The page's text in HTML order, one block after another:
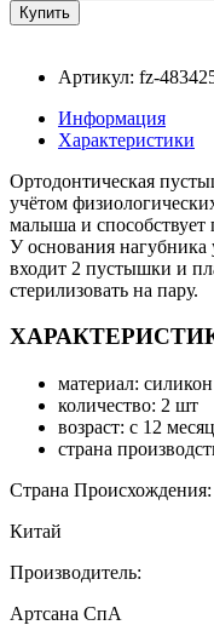
Артикул: fz-
Информация
Характеристики
Ортодонтическая
учётом
малыша и
У основания нагубника
входит 2 пустышки и
стерилизовать на пару.
материал: силикон
количество: 2 шт
возраст: с 12
страна
Страна Происхождения:
Китай
Производитель:
Артсана СпА